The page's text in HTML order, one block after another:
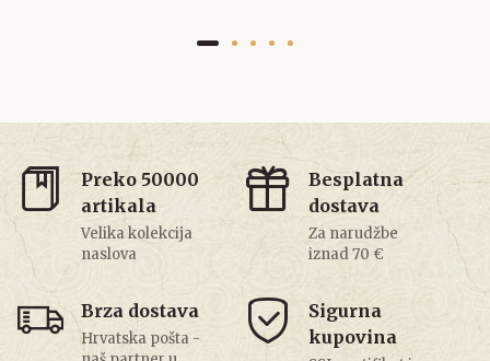
Preko 50000
artikala
Velika kolekcija
naslova
Besplatna
dostava
Za narudžbe
iznad 70 €
Brza dostava
Hrvatska pošta -
Sigurna
kupovina